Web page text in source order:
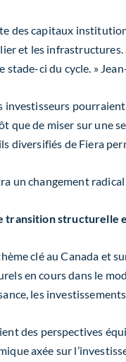
des capitaux
et les
stade-ci du cycle. »
investisseurs
que de miser sur une
diversifiés de Fiera
un changement
transition structurelle
clé au Canada et
en cours dans le
les
des perspectives
axée sur